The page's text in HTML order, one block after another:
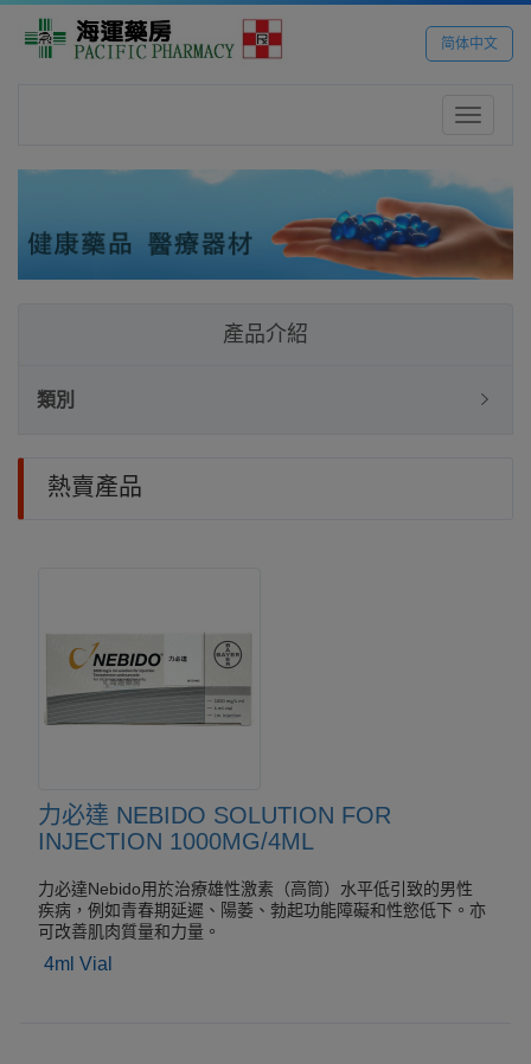
简体中文
Toggle
產品介紹
類別
熱賣產品
力必達 NEBIDO SOLUTION FOR
INJECTION 1000MG/4ML
力必達Nebido用於治療雄性激素（高筒）水平低引致的男性
疾病，例如青春期延遲、陽萎、勃起功能障礙和性慾低下。亦
可改善肌肉質量和力量。
4ml Vial